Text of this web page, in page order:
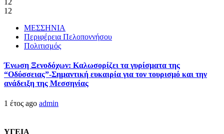
12
12
ΜΕΣΣΗΝΙΑ
Περιφέρεια Πελοποννήσου
Πολιτισμός
Ένωση Ξενοδόχων: Καλωσορίζει τα γυρίσματα της
“Οδύσσειας”-Σημαντική ευκαιρία για τον τουρισμό και την
ανάδειξη της Μεσσηνίας
1 έτος ago admin
ΥΓΕΙΑ